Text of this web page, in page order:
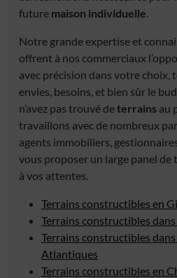
future maison individuelle.
Notre grande expertise et
offrent à nos commerciaux
avec précision dans votre choix,
envies, besoins, et bien sûr le
n’avez pas trouvé deterrains au
travaillons avec de nombreux
agents immobiliers,
vous proposer un large panel
à vos attentes.
Terrains constructibles en
Terrains constructibles dans
Terrains constructibles dans
Atlantiques
Terrains constructibles en